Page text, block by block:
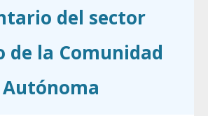
del sector
de la Comunidad
Autónoma